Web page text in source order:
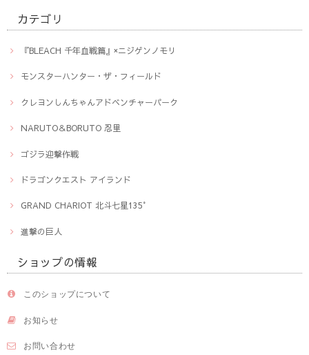
カテゴリ
『BLEACH 千年血戦篇』×ニジゲンノモリ
モンスターハンター・ザ・フィールド
クレヨンしんちゃんアドベンチャーパーク
NARUTO＆BORUTO 忍里
ゴジラ迎撃作戦
ドラゴンクエスト アイランド
GRAND CHARIOT 北斗七星135°
進撃の巨人
ショップの情報
このショップについて
お知らせ
お問い合わせ